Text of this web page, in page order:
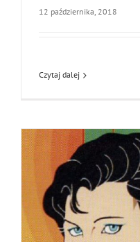
12 października, 2018
Czytaj dalej